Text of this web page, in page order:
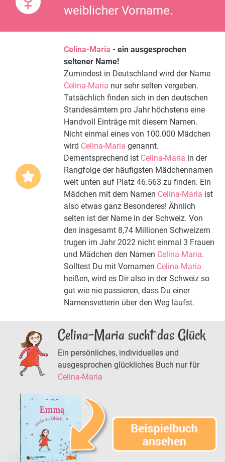
weiblicher Vorname.
Celina-Maria - ein ausgesprochen
seltener Name!
Zumindest in Deutschland wird der Name
Celina-Maria nur sehr selten vergeben.
Tatsächlich finden sich in den deutschen
Standesämtern pro Jahr höchstens eine
Handvoll Einträge mit diesem Namen.
Nicht einmal eines von 100.000 Mädchen
wird Celina-Maria genannt.
Dementsprechend ist Celina-Maria in der
Rangfolge der häufigsten Mädchennamen
weit unten auf Platz 46.563 zu finden. Ein
Mädchen mit dem Namen Celina-Maria ist
also etwas ganz Besonderes! Ähnlich
selten ist der Name in der Schweiz. Von
den insgesamt 8,74 Millionen Schweizern
trugen im Jahr 2022 nicht einmal 3 Frauen
und Mädchen den Namen Celina-Maria.
Solltest Du mit Vornamen Celina-Maria
heißen, wird es Dir also in der Schweiz so
gut wie nie passieren, dass Du einer
Namensvetterin über den Weg läufst.
Celina-Maria sucht das Glück
Ein persönliches, individuelles und
ausgesprochen glückliches Buch nur für
Celina-Maria